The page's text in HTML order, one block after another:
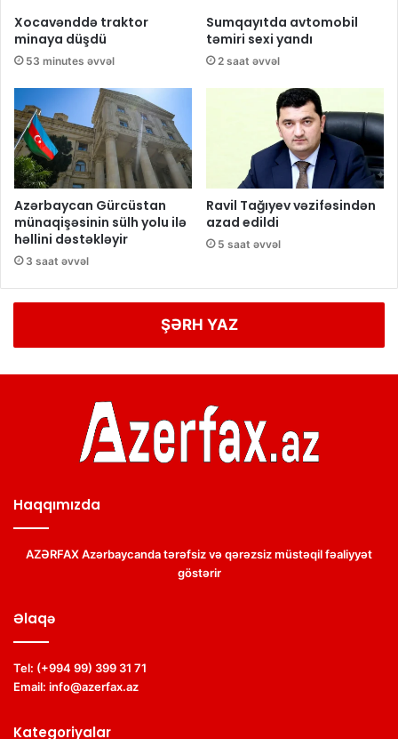
Xocavənddə traktor
minaya düşdü
53 minutes əvvəl
Sumqayıtda avtomobil
təmiri sexi yandı
2 saat əvvəl
Azərbaycan Gürcüstan
münaqişəsinin sülh yolu ilə
həllini dəstəkləyir
3 saat əvvəl
Ravil Tağıyev vəzifəsindən
azad edildi
5 saat əvvəl
ŞƏRH YAZ
Haqqımızda
AZƏRFAX Azərbaycanda tərəfsiz və qərəzsiz müstəqil fəaliyyət
göstərir
Əlaqə
Tel: (+994 99) 399 31 71
Email: info@azerfax.az
Kategoriyalar